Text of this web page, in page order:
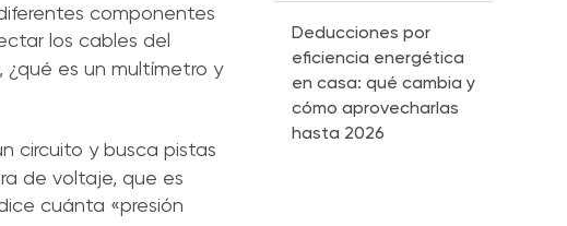
componentes
los cables del
es un multímetro y
circuito y busca pistas
de voltaje, que es
cuánta «presión
Deducciones por
eficiencia energética
en casa: qué cambia y
cómo aprovecharlas
hasta 2026